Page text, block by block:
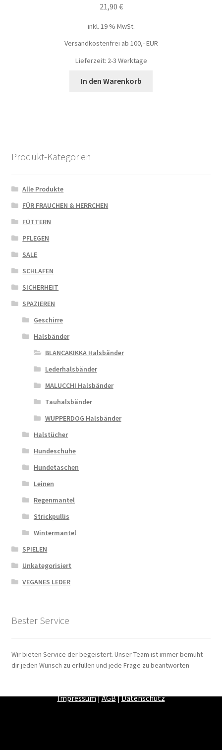
21,90 €
inkl. 19 % MwSt.
Versandkostenfrei ab 100,- EUR
Lieferzeit: 2-3 Werktage
In den Warenkorb
Produkt-Kategorien
Alle Produkte
FÜR FRAUCHEN & HERRCHEN
FÜTTERN
PFLEGEN
SALE
SCHLAFEN
SICHERHEIT
SPAZIEREN
Geschirre
Halsbänder
BLANCAKIKKA Halsbänder
Lederhalsbänder
MALUCCHI Halsbänder
Tauhalsbänder
WUPPERDOG Halsbänder
Halstücher
Hundeschuhe
Hundetaschen
Leinen
Regenmantel
Strickpullis
Wintermantel
SPIELEN
Unkategorisiert
VEGANES LEDER
Bester Service
Wir bieten Service der begeistert. Unser Team ist immer bemüht
dir jeden Wunsch zu erfüllen und jede Frage zu beantworten
Impressum|AGB|Datenschutz